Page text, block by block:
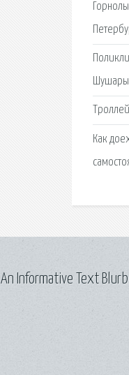
Как
An Informative Text Blurb